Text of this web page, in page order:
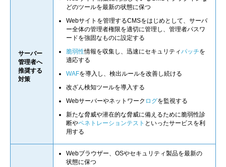
サーバー
管理者へ
推奨する
対策
どのツールを最新の状態に保つ
Webサイトを管理するCMSをはじめとして、サーバ
ー全体の管理者権限を適切に管理し、管理者パスワ
ードを強固なものに設定する
脆弱性情報を収集し、迅速にセキュリティパッチを
適応する
WAFを導入し、検出ルールを改善し続ける
改ざん検知ツールを導入する
Webサーバーやネットワーク ログを監視する
新たな脅威や潜在的な脅威に備えるために脆弱性診
断やペネトレーションテスト といったサービスを利
用する
Webブラウザー、OSやセキュリティ製品を最新の
状態に保つ